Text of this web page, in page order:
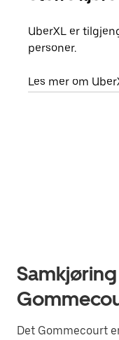
UberXL er
personer.
Les mer om
Det Gommecourt